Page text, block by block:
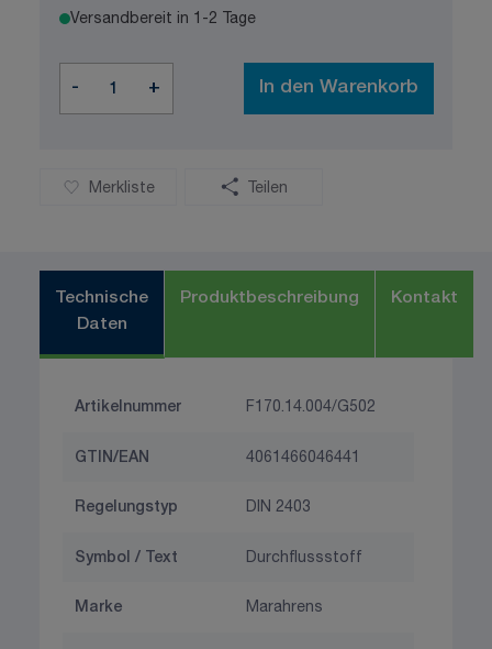
Versandbereit in 1-2 Tage
- + In den Warenkorb
Merkliste Teilen
Technische
Daten
Produktbeschreibung Kontakt
Artikelnummer F170.14.004/G502
GTIN/EAN 4061466046441
Regelungstyp DIN 2403
Symbol / Text Durchflussstoff
Marke Marahrens